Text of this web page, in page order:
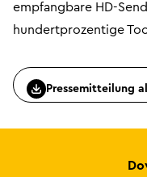
empfangbare HD-
hundertprozentige
Pressemitteilung